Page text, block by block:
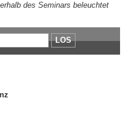
des Seminars beleuchtet
LOS